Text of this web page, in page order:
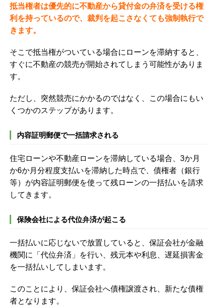
抵当権者は優先的に不動産から貸付金の弁済を受ける権
利を持っているので、裁判を起こさなくても強制執行で
きます。
そこで抵当権がついている場合にローンを滞納すると、
すぐに不動産の競売が開始されてしまう可能性がありま
す。
ただし、突然競売にかかるのではなく、この場合にもい
くつかのステップがあります。
内容証明郵便で一括請求される
住宅ローンや不動産ローンを滞納している場合、 3か月
か6か月分程度支払いを滞納した時点で、債権者（銀行
等）が内容証明郵便を使って残ローンの一括払いを請求
してきます。
保険会社による代位弁済が起こる
一括払いに応じないで放置していると、保証会社が金融
機関に「代位弁済」を行い、残元本や利息、遅延損害金
を一括払いしてしまいます。
このことにより、保証会社へ債権譲渡され、新たな債権
者となります。